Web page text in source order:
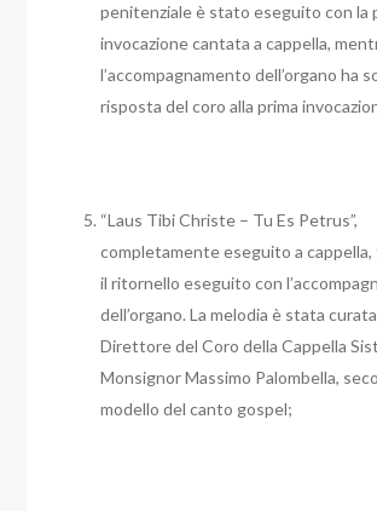
penitenziale è stato eseguito con la
invocazione cantata a cappella,
l’accompagnamento dell’organo ha
risposta del coro alla prima
“Laus Tibi Christe – Tu Es Petrus”,
completamente eseguito a
il ritornello eseguito con
dell’organo. La melodia è stata
Direttore del Coro della Cappella
Monsignor Massimo Palombella,
modello del canto gospel;